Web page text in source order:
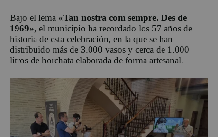
Bajo el lema «Tan nostra com sempre. Des de
1969», el municipio ha recordado los 57 años de
historia de esta celebración, en la que se han
distribuido más de 3.000 vasos y cerca de 1.000
litros de horchata elaborada de forma artesanal.